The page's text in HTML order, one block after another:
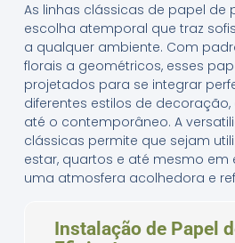
As linhas clássicas de papel de
escolha atemporal que traz
a qualquer ambiente. Com
florais a geométricos, esses
projetados para se integrar
diferentes estilos de
até o contemporâneo. A
clássicas permite que sejam
estar, quartos e até mesmo em
uma atmosfera acolhedora e
Instalação de Papel